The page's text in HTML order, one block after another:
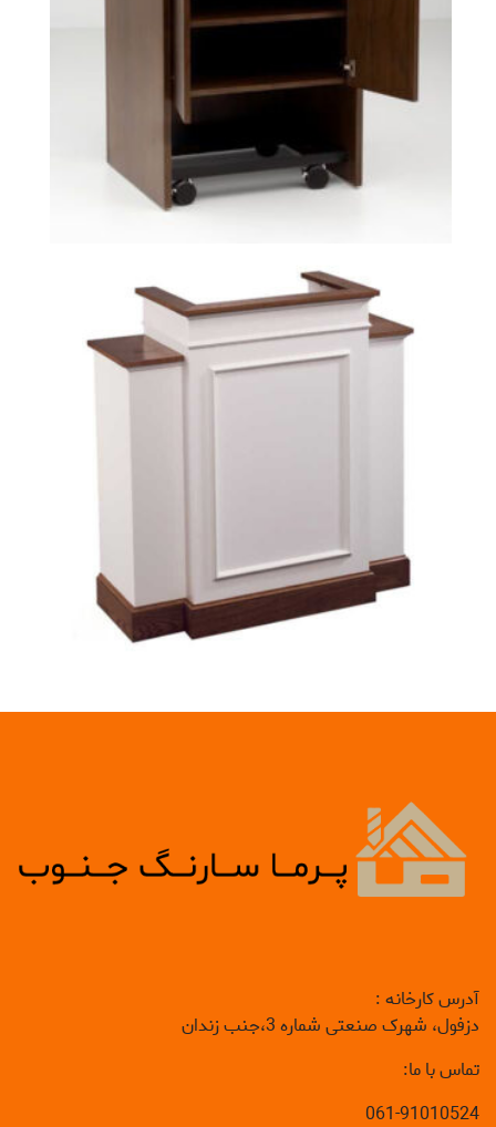
آدرس کارخانه :
دزفول، شهرک صنعتی شماره 3،جنب زندان
تماس با ما:
061-91010524